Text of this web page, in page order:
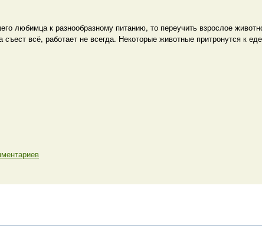
любимца к разнообразному питанию, то переучить взрослое
всё, работает не всегда. Некоторые животные притронутся к